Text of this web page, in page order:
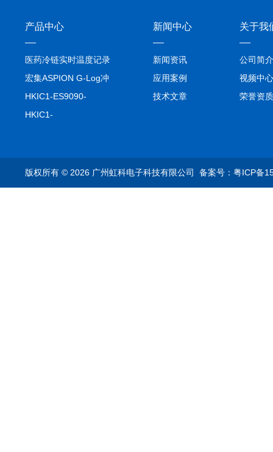
产品中心
医药冷链实时温度记录
仪TIVE Solo 5G
宏集ASPION G-Log冲
击记录仪
HKIC1-ES9090-
setA100/1000base-T1
HKIC1-
析仪
新闻中心
新闻资讯
应用案例
技术文章
关于我
公司简介
视频中心
荣誉资质
版权所有 © 2026 广州虹科电子科技有限公司 备案号：粤ICP备